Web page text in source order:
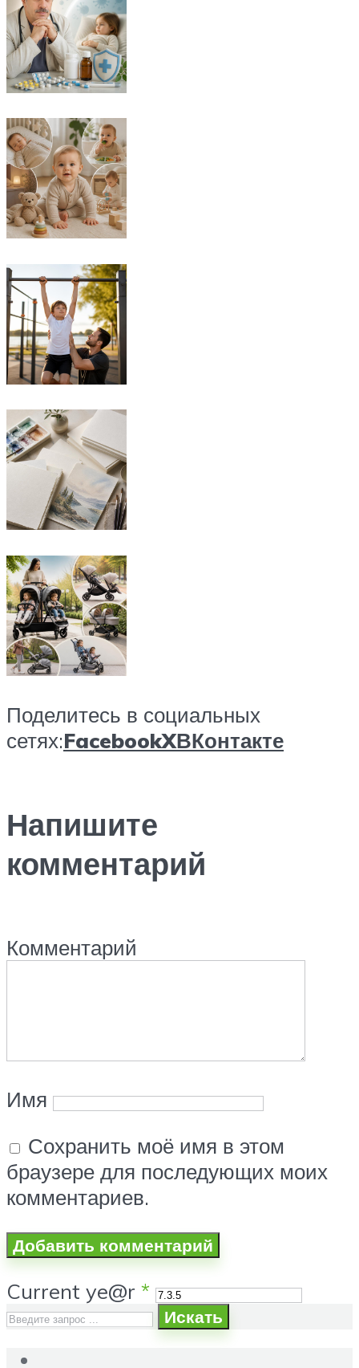
Поделитесь в социальных
сетях:FacebookXВКонтакте
Напишите
комментарий
Комментарий
Имя
Сохранить моё имя в этом
браузере для последующих моих
комментариев.
Current ye@r *
Искать